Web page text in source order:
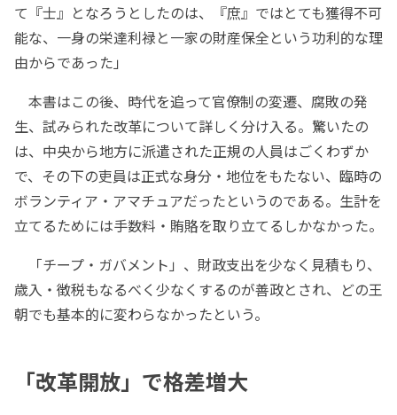
て『士』となろうとしたのは、『庶』ではとても獲得不可
能な、一身の栄達利禄と一家の財産保全という功利的な理
由からであった」
本書はこの後、時代を追って官僚制の変遷、腐敗の発
生、試みられた改革について詳しく分け入る。驚いたの
は、中央から地方に派遣された正規の人員はごくわずか
で、その下の吏員は正式な身分・地位をもたない、臨時の
ボランティア・アマチュアだったというのである。生計を
立てるためには手数料・賄賂を取り立てるしかなかった。
「チープ・ガバメント」、財政支出を少なく見積もり、
歳入・徴税もなるべく少なくするのが善政とされ、どの王
朝でも基本的に変わらなかったという。
「改革開放」で格差増大